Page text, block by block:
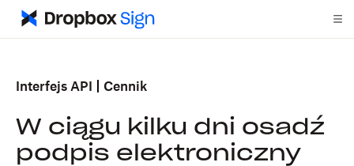
Interfejs API Cennik
W ciągu kilku dni osadź
podpis elektroniczny